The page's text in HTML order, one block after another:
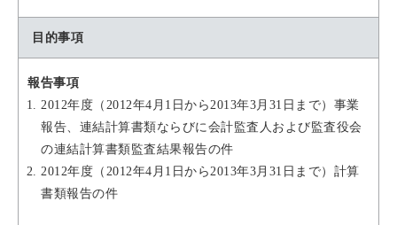
目的事項
報告事項
2012年度（2012年4月1日から2013年3月31日まで）事業
報告、連結計算書類ならびに会計監査人および監査役会
の連結計算書類監査結果報告の件
2012年度（2012年4月1日から2013年3月31日まで）計算
書類報告の件